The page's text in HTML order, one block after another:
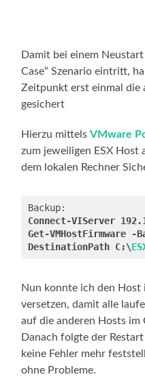
Damit bei einem
Case“ Szenario eintritt,
Zeitpunkt erst einmal die
gesichert
Hierzu mittelsVMware
zum jeweiligen ESX Host
dem lokalen Rechner
Connect-VIServer
Get-VMHostFirmware
DestinationPath C:\
Nun konnte ich den Host
versetzen, damit alle
auf die anderen Hosts
Danach folgte der
keine Fehler mehr
ohne Probleme.